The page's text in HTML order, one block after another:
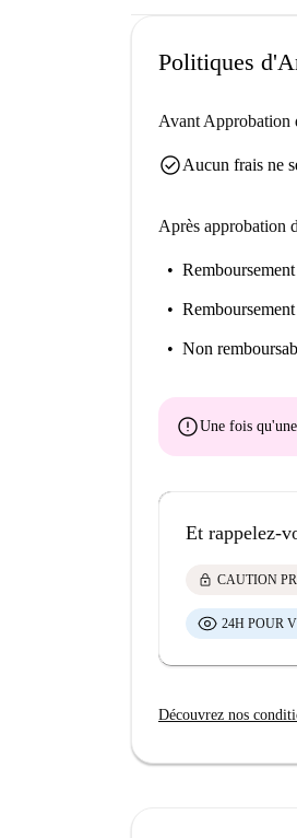
Politiques
Avant Approbation
check_circleAucun frais ne
Après approbation
Non
errorUne fois
Et rappelez-
lock CAUTION
24H POUR
Découvrez nos